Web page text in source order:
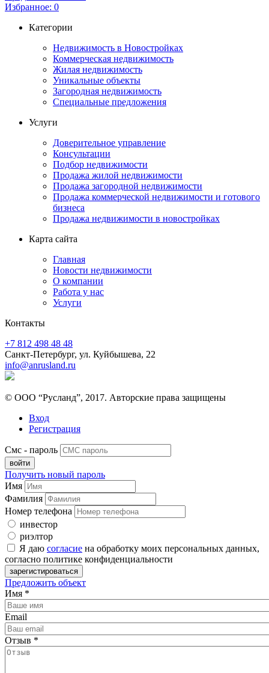
Избранное: 0
Категории
Недвижимость в Новостройках
Коммерческая недвижимость
Жилая недвижимость
Уникальные объекты
Загородная недвижимость
Специальные предложения
Услуги
Доверительное управление
Консультации
Подбор недвижимости
Продажа жилой недвижимости
Продажа загородной недвижимости
Продажа коммерческой недвижимости и готового
бизнеса
Продажа недвижимости в новостройках
Карта сайта
Главная
Новости недвижимости
О компании
Работа у нас
Услуги
Контакты
+7 812 498 48 48
Санкт-Петербург, ул. Куйбышева, 22
info@anrusland.ru
© ООО “Русланд”, 2017. Авторские права защищены
Вход
Регистрация
Смс - пароль
Получить новый пароль
Имя
Фамилия
Номер телефона
инвестор
риэлтор
Я даю согласие на обработку моих персональных данных,
согласно политике конфиденциальности
Предложить объект
Имя *
Email
Отзыв *